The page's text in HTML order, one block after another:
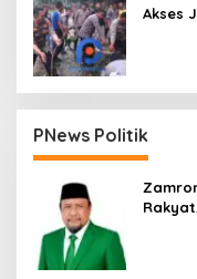
Akses
PNews Politik